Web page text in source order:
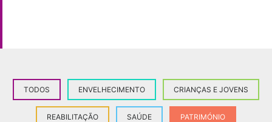
TODOS ENVELHECIMENTO CRIANÇAS E JOVENS
REABILITAÇÃO SAÚDE PATRIMÓNIO